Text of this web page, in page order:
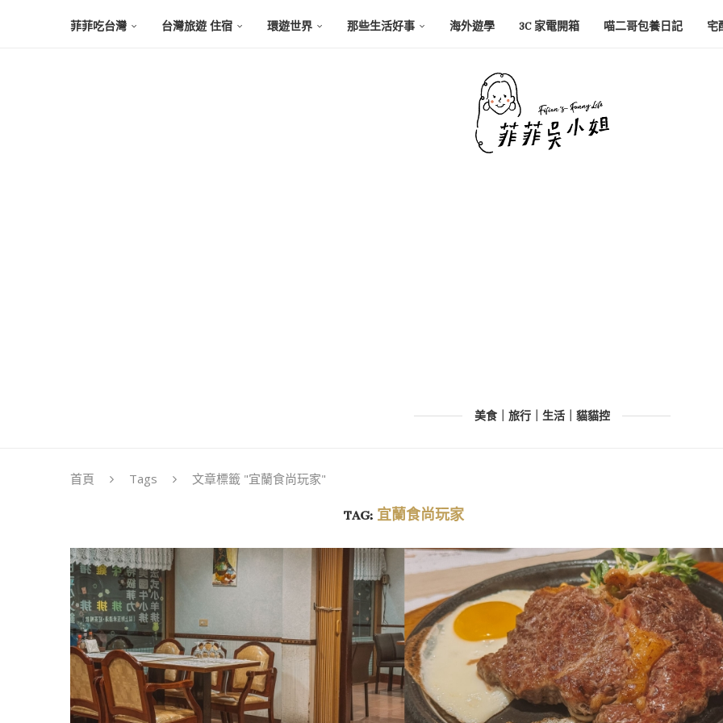
菲菲吃台灣 台灣旅遊 住宿 環遊世界 那些生活好事 海外遊學 3C 家電開箱 喵二哥包養日記 宅
美食｜旅行｜生活｜貓貓控
首頁 Tags 文章標籤 "宜蘭食尚玩家"
TAG:宜蘭食尚玩家